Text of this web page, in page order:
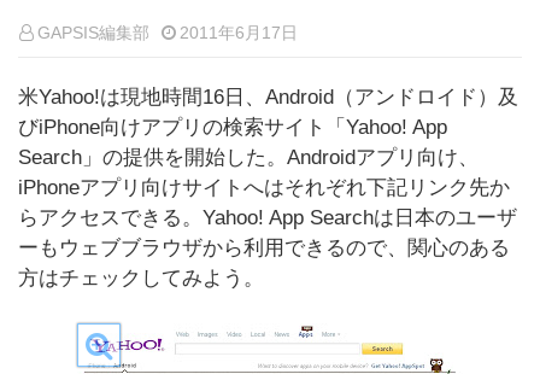
GAPSIS編集部 2011年6月17日
米Yahoo!は現地時間16日、Android（アンドロイド）及
びiPhone向けアプリの検索サイト「Yahoo! App
Search」の提供を開始した。Androidアプリ向け、
iPhoneアプリ向けサイトへはそれぞれ下記リンク先か
らアクセスできる。Yahoo! App Searchは日本のユーザ
ーもウェブブラウザから利用できるので、関心のある
方はチェックしてみよう。